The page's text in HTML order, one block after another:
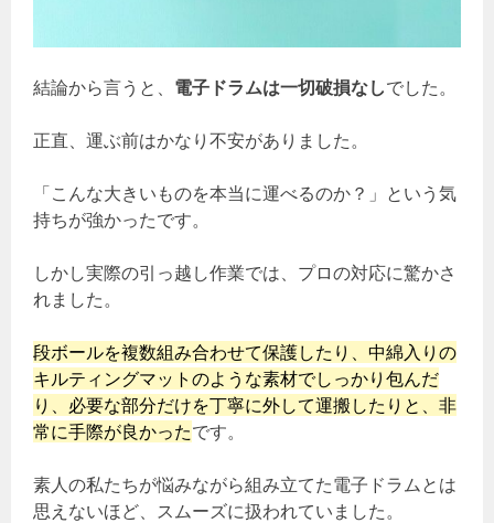
結論から言うと、 電子ドラムは一切破損なしでした。
正直、運ぶ前はかなり不安がありました。
「こんな大きいものを本当に運べるのか？」という気
持ちが強かったです。
しかし実際の引っ越し作業では、プロの対応に驚かさ
れました。
段ボールを複数組み合わせて保護したり、中綿入りの
キルティングマットのような素材でしっかり包んだ
り、必要な部分だけを丁寧に外して運搬したりと、非
常に手際が良かったです。
素人の私たちが悩みながら組み立てた電子ドラムとは
思えないほど、スムーズに扱われていました。